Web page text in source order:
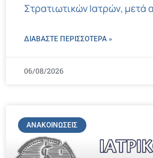
Στρατιωτικών Ιατρών, μετά
ΔΙΑΒΑΣΤΕ ΠΕΡΙΣΣΌΤΕΡΑ »
06/08/2026
ΑΝΑΚΟΙΝΏΣΕΙΣ